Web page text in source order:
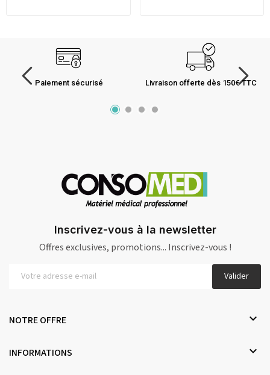
Paiement sécurisé Livraison offerte dès 150€ TTC
Inscrivez-vous à la newsletter
Offres exclusives, promotions... Inscrivez-vous !
Valider
NOTRE OFFRE 
INFORMATIONS 